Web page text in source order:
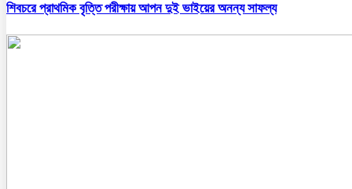
শিবচরে প্রাথমিক বৃত্তি পরীক্ষায় আপন দুই ভাইয়ের অনন্য সাফল্য